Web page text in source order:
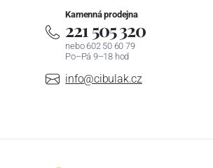
Kamenná prodejna
221 505 320
nebo 602 50 60 79
Po–Pá 9–18 hod
info@cibulak.cz